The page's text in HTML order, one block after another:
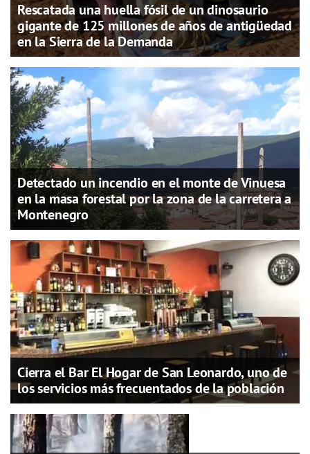
Rescatada una huella fósil de un dinosaurio
gigante de 125 millones de años de antigüedad
en la Sierra de la Demanda
Detectado un incendio en el monte de Vinuesa
en la masa forestal por la zona de la carretera a
Montenegro
Cierra el Bar El Hogar de San Leonardo, uno de
los servicios más frecuentados de la población